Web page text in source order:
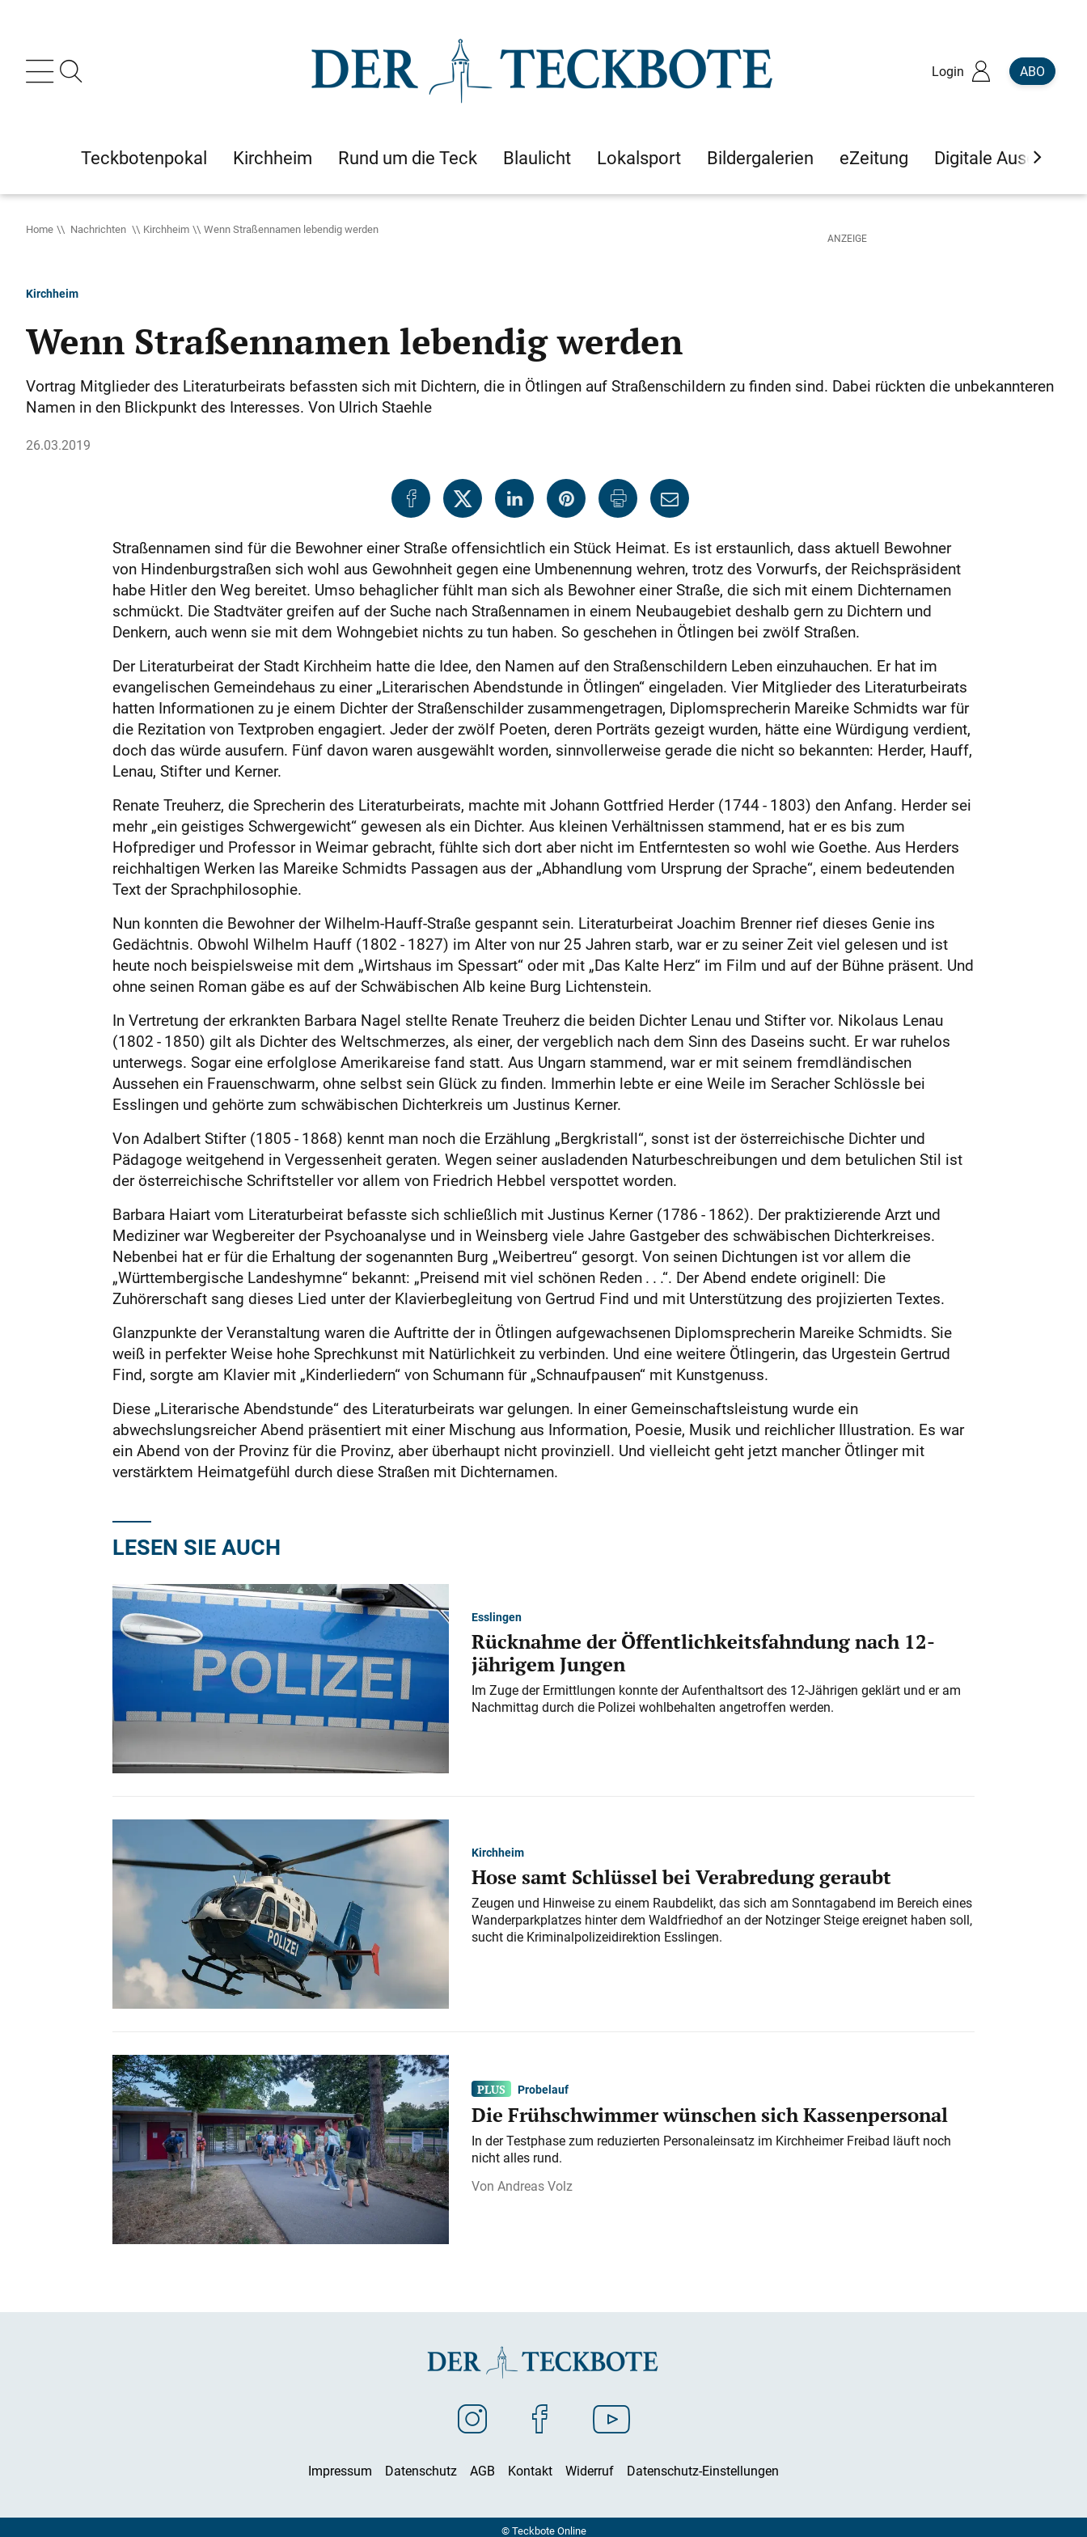
Login ABO
Teckbotenpokal Kirchheim Rund um die Teck Blaulicht Lokalsport Bildergalerien eZeitung Digitale Ausgaben
Home Nachrichten Kirchheim Wenn Straßennamen lebendig werden
Kirchheim
Wenn Straßennamen lebendig werden
Vortrag Mitglieder des Literaturbeirats befassten sich mit Dichtern, die in Ötlingen auf Straßenschildern zu finden sind. Dabei rückten die unbekannteren
Namen in den Blickpunkt des Interesses. Von Ulrich Staehle
26.03.2019
Straßennamen sind für die Bewohner einer Straße offensichtlich ein Stück Heimat. Es ist erstaunlich, dass aktuell Bewohner
von Hindenburgstraßen sich wohl aus Gewohnheit gegen eine Umbenennung wehren, trotz des Vorwurfs, der Reichspräsident
habe Hitler den Weg bereitet. Umso behaglicher fühlt man sich als Bewohner einer Straße, die sich mit einem Dichternamen
schmückt. Die Stadtväter greifen auf der Suche nach Straßennamen in einem Neubaugebiet deshalb gern zu Dichtern und
Denkern, auch wenn sie mit dem Wohngebiet nichts zu tun haben. So geschehen in Ötlingen bei zwölf Straßen.
Der Literaturbeirat der Stadt Kirchheim hatte die Idee, den Namen auf den Straßenschildern Leben einzuhauchen. Er hat im
evangelischen Gemeindehaus zu einer „Literarischen Abendstunde in Ötlingen“ eingeladen. Vier Mitglieder des Literaturbeirats
hatten Informationen zu je einem Dichter der Straßenschilder zusammengetragen, Diplomsprecherin Mareike Schmidts war für
die Rezitation von Textproben engagiert. Jeder der zwölf Poeten, deren Porträts gezeigt wurden, hätte eine Würdigung verdient,
doch das würde ausufern. Fünf davon waren ausgewählt worden, sinnvollerweise gerade die nicht so bekannten: Herder, Hauff,
Lenau, Stifter und Kerner.
Renate Treuherz, die Sprecherin des Literaturbeirats, machte mit Johann Gottfried Herder (1744 - 1803) den Anfang. Herder sei
mehr „ein geistiges Schwergewicht“ gewesen als ein Dichter. Aus kleinen Verhältnissen stammend, hat er es bis zum
Hofprediger und Professor in Weimar gebracht, fühlte sich dort aber nicht im Entferntesten so wohl wie Goethe. Aus Herders
reichhaltigen Werken las Mareike Schmidts Passagen aus der „Abhandlung vom Ursprung der Sprache“, einem bedeutenden
Text der Sprachphilosophie.
Nun konnten die Bewohner der Wilhelm-Hauff-Straße gespannt sein. Literaturbeirat Joachim Brenner rief dieses Genie ins
Gedächtnis. Obwohl Wilhelm Hauff (1802 - 1827) im Alter von nur 25 Jahren starb, war er zu seiner Zeit viel gelesen und ist
heute noch beispielsweise mit dem „Wirtshaus im Spessart“ oder mit „Das Kalte Herz“ im Film und auf der Bühne präsent. Und
ohne seinen Roman gäbe es auf der Schwäbischen Alb keine Burg Lichtenstein.
In Vertretung der erkrankten Barbara Nagel stellte Renate Treuherz die beiden Dichter Lenau und Stifter vor. Nikolaus Lenau
(1802 - 1850) gilt als Dichter des Weltschmerzes, als einer, der vergeblich nach dem Sinn des Daseins sucht. Er war ruhelos
unterwegs. Sogar eine erfolglose Amerikareise fand statt. Aus Ungarn stammend, war er mit seinem fremdländischen
Aussehen ein Frauenschwarm, ohne selbst sein Glück zu finden. Immerhin lebte er eine Weile im Seracher Schlössle bei
Esslingen und gehörte zum schwäbischen Dichterkreis um Justinus Kerner.
Von Adalbert Stifter (1805 - 1868) kennt man noch die Erzählung „Bergkristall“, sonst ist der österreichische Dichter und
Pädagoge weitgehend in Vergessenheit geraten. Wegen seiner ausladenden Naturbeschreibungen und dem betulichen Stil ist
der österreichische Schriftsteller vor allem von Friedrich Hebbel verspottet worden.
Barbara Haiart vom Literaturbeirat befasste sich schließlich mit Justinus Kerner (1786 - 1862). Der praktizierende Arzt und
Mediziner war Wegbereiter der Psychoanalyse und in Weinsberg viele Jahre Gastgeber des schwäbischen Dichterkreises.
Nebenbei hat er für die Erhaltung der sogenannten Burg „Weibertreu“ gesorgt. Von seinen Dichtungen ist vor allem die
„Württembergische Landeshymne“ bekannt: „Preisend mit viel schönen Reden . . .“. Der Abend endete originell: Die
Zuhörerschaft sang dieses Lied unter der Klavierbegleitung von Gertrud Find und mit Unterstützung des projizierten Textes.
Glanzpunkte der Veranstaltung waren die Auftritte der in Ötlingen aufgewachsenen Diplomsprecherin Mareike Schmidts. Sie
weiß in perfekter Weise hohe Sprechkunst mit Natürlichkeit zu verbinden. Und eine weitere Ötlingerin, das Urgestein Gertrud
Find, sorgte am Klavier mit „Kinderliedern“ von Schumann für „Schnaufpausen“ mit Kunstgenuss.
Diese „Literarische Abendstunde“ des Literaturbeirats war gelungen. In einer Gemeinschaftsleistung wurde ein
abwechslungsreicher Abend präsentiert mit einer Mischung aus Information, Poesie, Musik und reichlicher Illustration. Es war
ein Abend von der Provinz für die Provinz, aber überhaupt nicht provinziell. Und vielleicht geht jetzt mancher Ötlinger mit
verstärktem Heimatgefühl durch diese Straßen mit Dichternamen.
LESEN SIE AUCH
Esslingen
Rücknahme der Öffentlichkeitsfahndung nach 12-
jährigem Jungen
Im Zuge der Ermittlungen konnte der Aufenthaltsort des 12-Jährigen geklärt und er am
Nachmittag durch die Polizei wohlbehalten angetroffen werden.
Kirchheim
Hose samt Schlüssel bei Verabredung geraubt
Zeugen und Hinweise zu einem Raubdelikt, das sich am Sonntagabend im Bereich eines
Wanderparkplatzes hinter dem Waldfriedhof an der Notzinger Steige ereignet haben soll,
sucht die Kriminalpolizeidirektion Esslingen.
Probelauf
Die Frühschwimmer wünschen sich Kassenpersonal
In der Testphase zum reduzierten Personaleinsatz im Kirchheimer Freibad läuft noch
nicht alles rund.
Andreas Volz
Impressum Datenschutz AGB Kontakt Widerruf Datenschutz-Einstellungen
© Teckbote Online